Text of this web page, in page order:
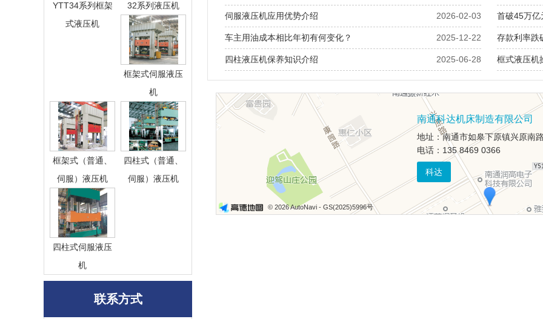
YTT34系列框架
式液压机
32系列液压机
框架式伺服液压
机
框架式（普通、
伺服）液压机
四柱式（普通、
伺服）液压机
四柱式伺服液压
机
联系方式
2026-02-03
伺服液压机应用优势介绍 首破45万
2025-12-22
车主用油成本相比年初有何变化？ 存款利率
2025-06-28
四柱液压机保养知识介绍 框式液压机
南通科达机床制造有限公司
地址：南通市如皋下原镇兴原南
电话：135 8469 0366
科达
© 2026 AutoNavi - GS(2025)5996号